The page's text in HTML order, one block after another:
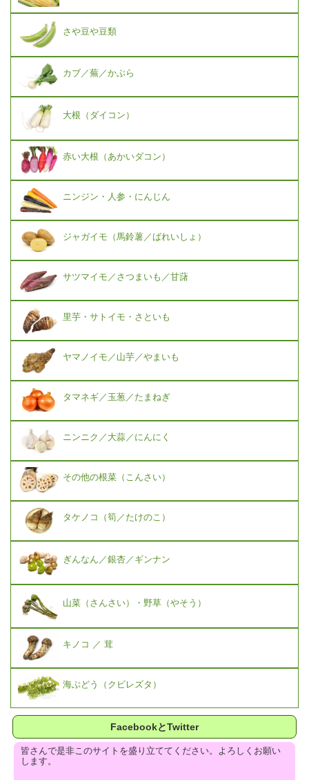
さや豆や豆類
カブ／蕪／かぶら
大根（ダイコン）
赤い大根（あかいダコン）
ニンジン・人参・にんじん
ジャガイモ（馬鈴薯／ばれいしょ）
サツマイモ／さつまいも／甘藷
里芋・サトイモ・さといも
ヤマノイモ／山芋／やまいも
タマネギ／玉葱／たまねぎ
ニンニク／大蒜／にんにく
その他の根菜（こんさい）
タケノコ（筍／たけのこ）
ぎんなん／銀杏／ギンナン
山菜（さんさい）・野草（やそう）
キノコ ／ 茸
海ぶどう（クビレズタ）
FacebookとTwitter
皆さんで是非このサイトを盛り立ててください。よろしくお願い
します。